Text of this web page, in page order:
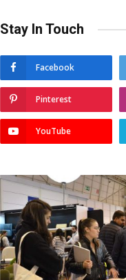
Stay In Touch
Facebook
Pinterest
YouTube